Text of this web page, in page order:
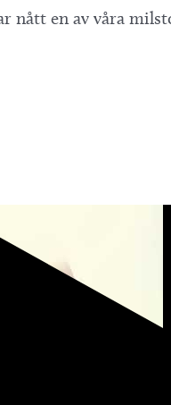
nått en av våra